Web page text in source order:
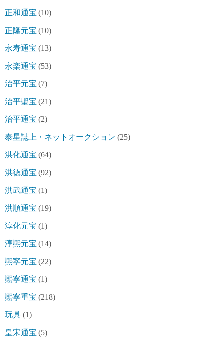
正和通宝 (10)
正隆元宝 (10)
永寿通宝 (13)
永楽通宝 (53)
治平元宝 (7)
治平聖宝 (21)
治平通宝 (2)
泰星誌上・ネットオークション (25)
洪化通宝 (64)
洪徳通宝 (92)
洪武通宝 (1)
洪順通宝 (19)
淳化元宝 (1)
淳熈元宝 (14)
熈寧元宝 (22)
熈寧通宝 (1)
熈寧重宝 (218)
玩具 (1)
皇宋通宝 (5)